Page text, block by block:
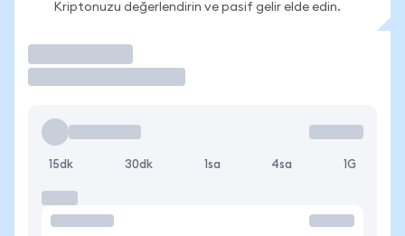
Kriptonuzu değerlendirin ve pasif gelir elde edin.
15dk 30dk 1sa 4sa 1G